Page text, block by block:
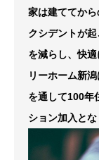
家は建ててか
クシデントが起
を減らし、快
リーホーム新
を通して100年
ション加入とな